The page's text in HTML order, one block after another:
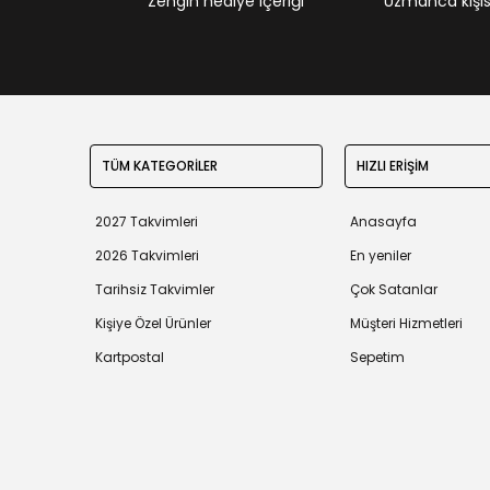
TÜM KATEGORİLER
2027 Takvimleri
2026 Takvimleri
Tarihsiz Takvimler
Kişiye Özel Ürünler
Kartpostal
HIZLI ERİŞİM
Anasayfa
En yeniler
Çok Satanlar
Müşteri Hizmetleri
Sepetim